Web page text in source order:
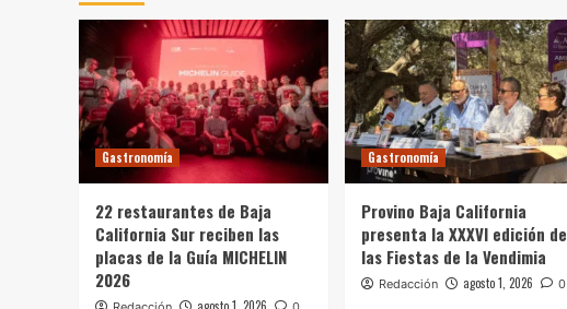
Gastronomía
22 restaurantes de Baja
California Sur reciben las
placas de la Guía MICHELIN
2026
Gastronomía
Provino Baja California
presenta la XXXVI edición de
las Fiestas de la Vendimia
Redacción agosto 1, 2026 0